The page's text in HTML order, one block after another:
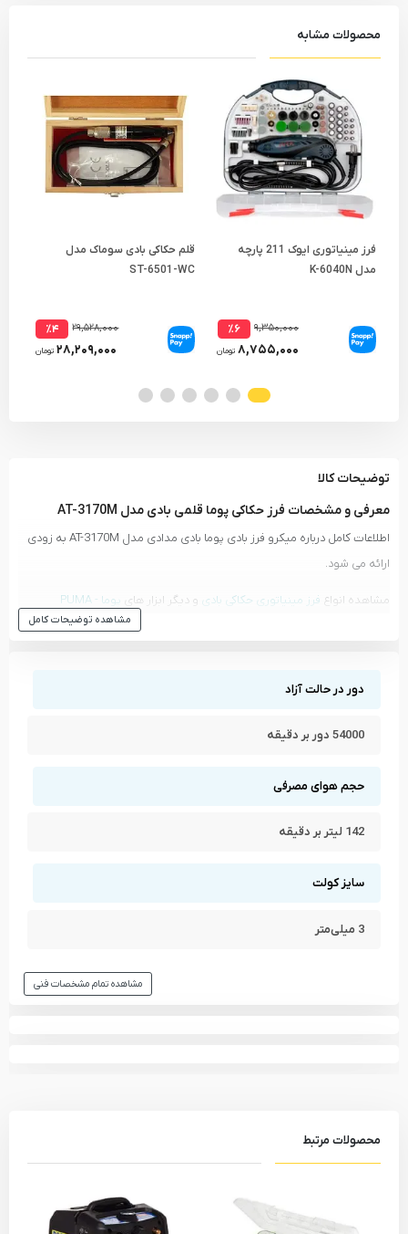
محصولات مشابه
فرز مینیاتوری ایوک 211 پارچه
مدل K-6040N
۹,۳۵۰,۰۰۰ ٪۶
۸,۷۵۵,۰۰۰ تومان
قلم حکاکی بادی سوماک مدل
ST-6501-WC
۲۹,۵۲۸,۰۰۰ ٪۴
۲۸,۲۰۹,۰۰۰ تومان
توضیحات کالا
معرفی و مشخصات فرز حکاکی پوما قلمی بادی مدل AT-3170M
اطلاعات کامل درباره میکرو فرز بادی پوما بادی مدادی مدل AT-3170M به زودی
ارائه می شود.
مشاهده انواع فرز مینیاتوری حکاکی بادی و دیگر ابزار های پوما - PUMA
فرز مینیاتوری حکاکی بادیمشاهده توضیحات کامل
دور در حالت آزاد
54000 دور بر دقیقه
حجم هوای مصرفی
142 لیتر بر دقیقه
سایز کولت
3 میلی‌متر
مشاهده تمام مشخصات فنی
محصولات مرتبط